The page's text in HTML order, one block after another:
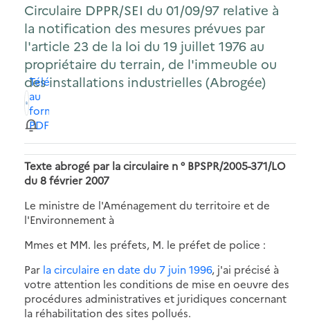
Circulaire DPPR/SEI du 01/09/97 relative à
la notification des mesures prévues par
l'article 23 de la loi du 19 juillet 1976 au
propriétaire du terrain, de l'immeuble ou
des installations industrielles (Abrogée)
Télécharger
au
format
PDF
Texte abrogé par la circulaire n ° BPSPR/2005-371/LO
du 8 février 2007
Le ministre de l'Aménagement du territoire et de
l'Environnement à
Mmes et MM. les préfets, M. le préfet de police :
Par la circulaire en date du 7 juin 1996, j'ai précisé à
votre attention les conditions de mise en oeuvre des
procédures administratives et juridiques concernant
la réhabilitation des sites pollués.